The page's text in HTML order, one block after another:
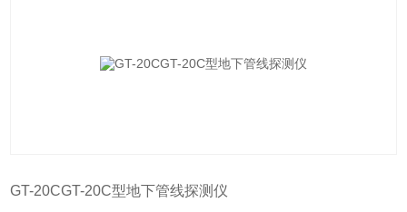
GT-20CGT-20C型地下管线探测仪